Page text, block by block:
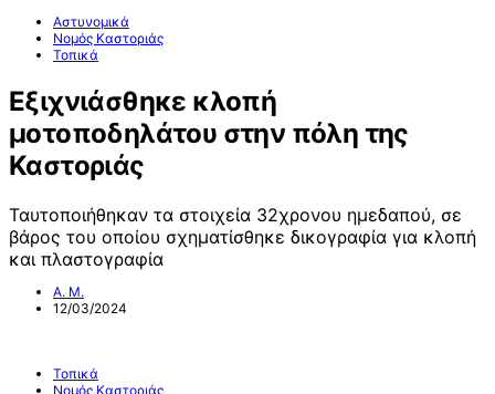
Αστυνομικά
Νομός Καστοριάς
Τοπικά
Εξιχνιάσθηκε κλοπή
μοτοποδηλάτου στην πόλη της
Καστοριάς
Ταυτοποιήθηκαν τα στοιχεία 32χρονου ημεδαπού, σε
βάρος του οποίου σχηματίσθηκε δικογραφία για κλοπή
και πλαστογραφία
Α. Μ.
12/03/2024
Τοπικά
Νομός Καστοριάς